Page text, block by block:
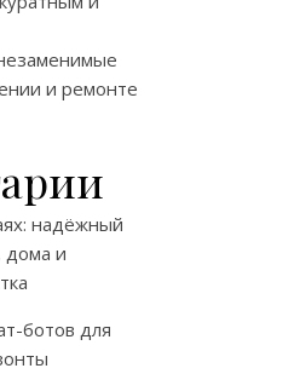
и ремонте
надёжный
дома и
ботов для